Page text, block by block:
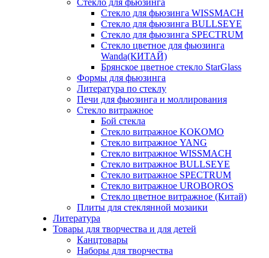
Стекло для фьюзинга
Стекло для фьюзинга WISSMACH
Стекло для фьюзинга BULLSEYE
Стекло для фьюзинга SPECTRUM
Стекло цветное для фьюзинга
Wanda(КИТАЙ)
Брянское цветное стекло StarGlass
Формы для фьюзинга
Литература по стеклу
Печи для фьюзинга и моллирования
Стекло витражное
Бой стекла
Стекло витражное KOKOMO
Стекло витражное YANG
Стекло витражное WISSMACH
Стекло витражное BULLSEYE
Стекло витражное SPECTRUM
Стекло витражное UROBOROS
Стекло цветное витражное (Китай)
Плиты для стеклянной мозаики
Литература
Товары для творчества и для детей
Канцтовары
Наборы для творчества